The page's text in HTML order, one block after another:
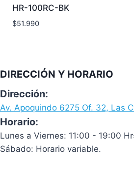
HR-100RC-BK
$51.990
DIRECCIÓN Y HORARIO
Dirección:
Av. Apoquindo 6275 Of. 32, Las
Horario:
Lunes a Viernes: 11:00 - 19:00
Sábado: Horario variable.